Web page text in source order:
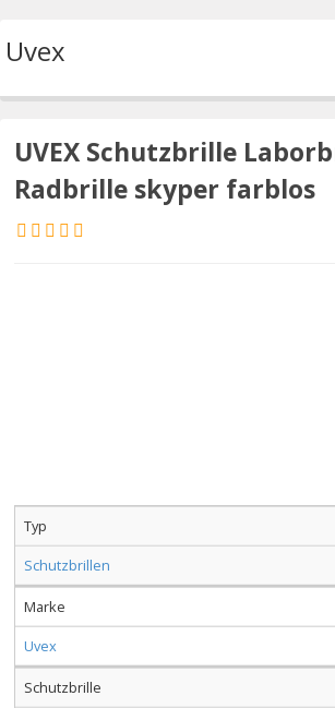
Uvex
UVEX Schutzbrille
Radbrille skyper farblos
Typ
Schutzbrillen
Marke
Uvex
Schutzbrille